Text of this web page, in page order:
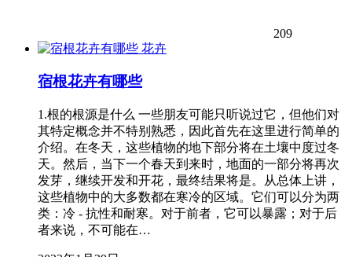
209
花卉
宿根花卉有哪些
1.根的根源是什么 一些朋友可能只听说过它，但他们对
其特定概念并不特别熟悉，因此首先在这里进行简单的
介绍。在冬天，这些植物的地下部分将在土壤中度过冬
天。然后，当下一个春天到来时，地面的一部分将再次
发芽，继续开发和开花，最终结果将是。从总体上讲，
这些植物中的大多数都在寒冷的区域。它们可以分为两
类：冷 - 抗性和耐寒。对于前者，它可以暴露；对于后
者来说，不可能在…